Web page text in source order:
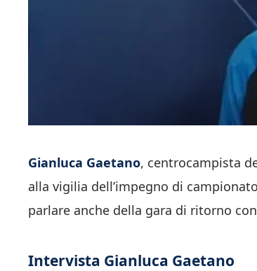
Gianluca Gaetano, centrocampista
alla vigilia dell’impegno di
parlare anche della gara di ritorno
Intervista Gianluca Gaetano